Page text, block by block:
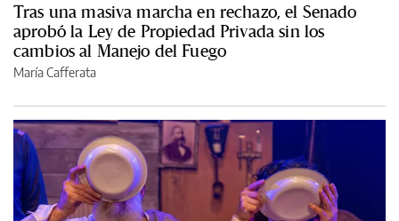
Tras una masiva marcha en rechazo, el Senado
aprobó la Ley de Propiedad Privada sin los
cambios al Manejo del Fuego
María Cafferata